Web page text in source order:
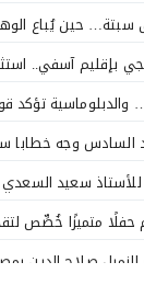
حين يُباع
آسفي.. استثمار
تؤكد
السادس وجه خطابا
سعيد السعدي
متميزًا خُصِّص
صلاح الدين